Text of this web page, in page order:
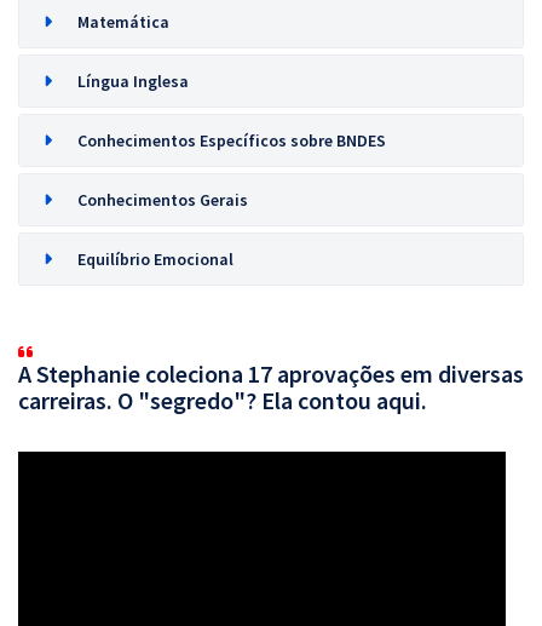
Matemática
Língua Inglesa
Conhecimentos Específicos sobre BNDES
Conhecimentos Gerais
Equilíbrio Emocional
A Stephanie coleciona 17 aprovações em diversas
carreiras. O "segredo"? Ela contou aqui.